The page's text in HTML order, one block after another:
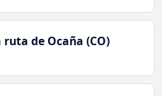
de Ocaña (CO)